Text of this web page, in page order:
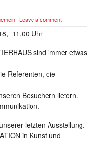
| Leave a comment
11:00 Uhr
sind immer etwas
Referenten, die
Besuchern liefern.
letzten Ausstellung.
in Kunst und